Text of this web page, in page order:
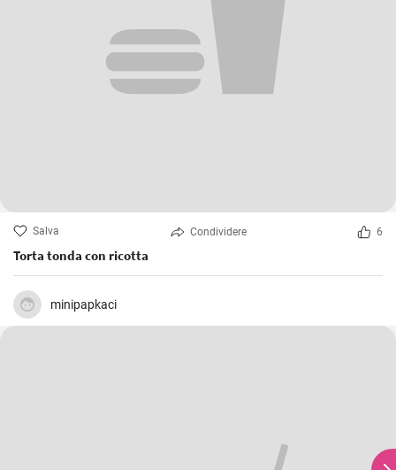
Salva Condividere 6
Torta tonda con ricotta
minipapkaci